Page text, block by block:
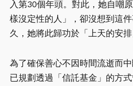
入第30個年頭。對此，她自嘲
樣沒定性的人」，卻沒想到這
久，她將此歸功於「上天的安排
為了確保善心不因時間流逝而
已規劃透過「信託基金」的方式